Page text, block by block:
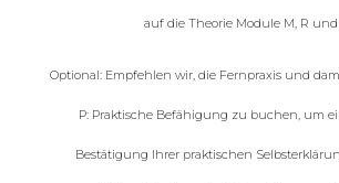
auf die Theorie Module M, R und
Optional: Empfehlen wir, die Fernpraxis und
P: Praktische Befähigung zu buchen, um
Bestätigung Ihrer praktischen